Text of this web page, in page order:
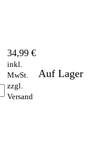
34,99 €
inkl.
MwSt.
zzgl.
Versand
Auf Lager